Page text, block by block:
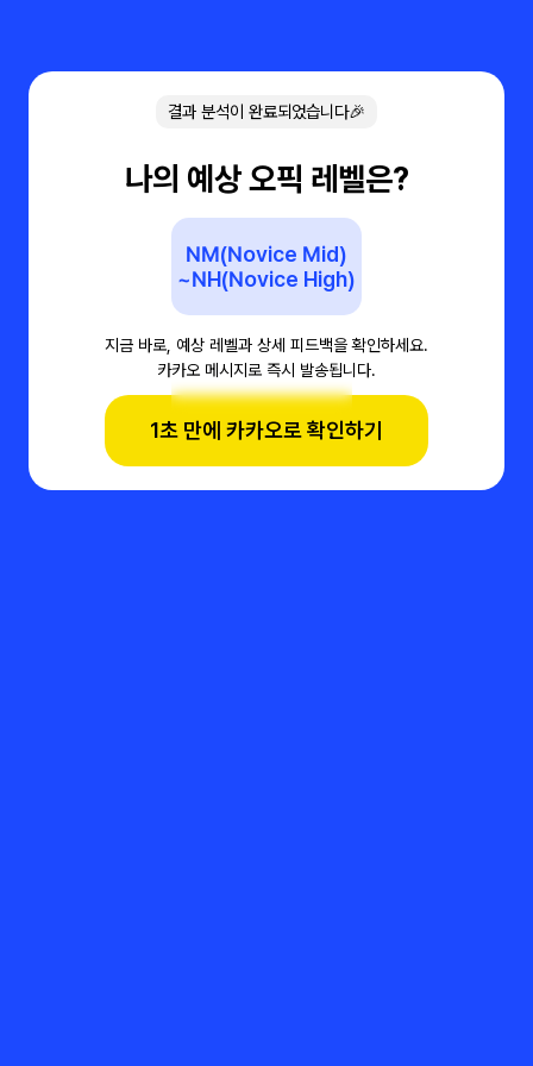
결과 분석이 완료되었습니다🎉
나의 예상 오픽 레벨은?
NM(Novice Mid)
~NH(Novice High)
지금 바로, 예상 레벨과 상세 피드백을 확인하세요.
카카오 메시지로 즉시 발송됩니다.
1초 만에 카카오로 확인하기